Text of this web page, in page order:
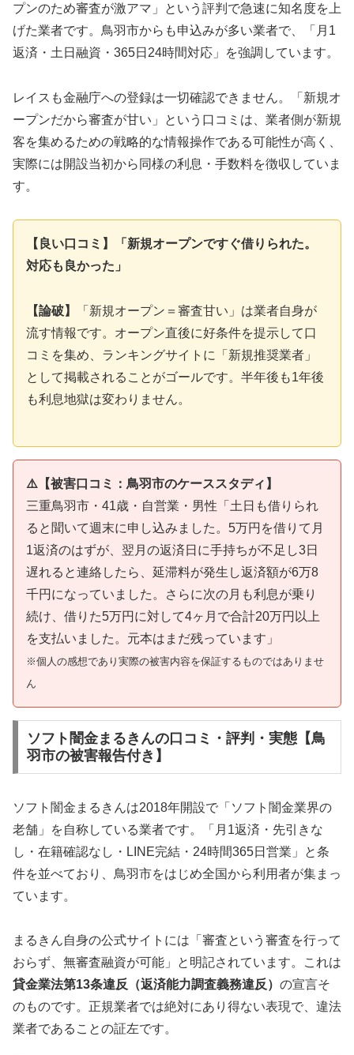
プンのため審査が激アマ」という評判で急速に知名度を上
げた業者です。鳥羽市からも申込みが多い業者で、「月1
返済・土日融資・365日24時間対応」を強調しています。
レイスも金融庁への登録は一切確認できません。「新規オ
ープンだから審査が甘い」という口コミは、業者側が新規
客を集めるための戦略的な情報操作である可能性が高く、
実際には開設当初から同様の利息・手数料を徴収していま
す。
【良い口コミ】「新規オープンですぐ借りられた。
対応も良かった」
【論破】
「新規オープン＝審査甘い」は業者自身が
流す情報です。オープン直後に好条件を提示して口
コミを集め、ランキングサイトに「新規推奨業者」
として掲載されることがゴールです。半年後も1年後
も利息地獄は変わりません。
⚠️【被害口コミ：鳥羽市のケーススタディ】
三重鳥羽市・41歳・自営業・男性「土日も借りられ
ると聞いて週末に申し込みました。5万円を借りて月
1返済のはずが、翌月の返済日に手持ちが不足し3日
遅れると連絡したら、延滞料が発生し返済額が6万8
千円になっていました。さらに次の月も利息が乗り
続け、借りた5万円に対して4ヶ月で合計20万円以上
を支払いました。元本はまだ残っています」
※個人の感想であり実際の被害内容を保証するものではありませ
ん
ソフト闇金まるきんの口コミ・評判・実態【鳥
羽市の被害報告付き】
ソフト闇金まるきんは2018年開設で「ソフト闇金業界の
老舗」を自称している業者です。「月1返済・先引きな
し・在籍確認なし・LINE完結・24時間365日営業」と条
件を並べており、鳥羽市をはじめ全国から利用者が集まっ
ています。
まるきん自身の公式サイトには「審査という審査を行って
おらず、無審査融資が可能」と明記されています。これは
貸金業法第13条違反（返済能力調査義務違反） の宣言そ
のものです。正規業者では絶対にあり得ない表現で、違法
業者であることの証左です。